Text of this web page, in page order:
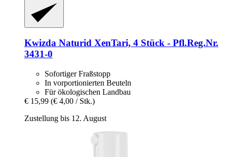
Kwizda Naturid XenTari, 4 Stück -​ Pfl.Reg.Nr.
3431-​0
Sofortiger Fraßstopp
In vorportionierten Beuteln
Für ökologischen Landbau
€ 15,99 (€ 4,00 / Stk.)
Zustellung bis 12. August